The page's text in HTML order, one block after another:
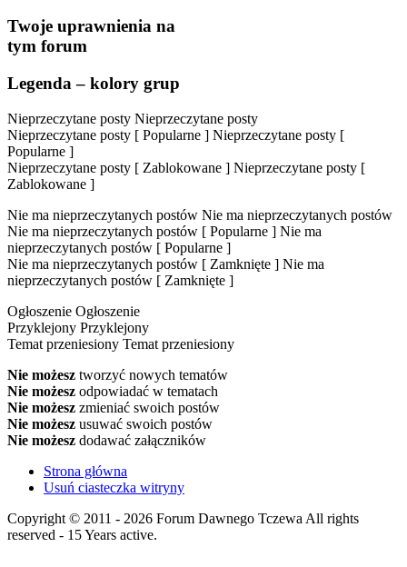
Twoje uprawnienia na
tym forum
Legenda – kolory grup
Nieprzeczytane posty Nieprzeczytane posty
Nieprzeczytane posty [ Popularne ] Nieprzeczytane posty [
Popularne ]
Nieprzeczytane posty [ Zablokowane ] Nieprzeczytane posty [
Zablokowane ]
Nie ma nieprzeczytanych postów Nie ma nieprzeczytanych postów
Nie ma nieprzeczytanych postów [ Popularne ] Nie ma
nieprzeczytanych postów [ Popularne ]
Nie ma nieprzeczytanych postów [ Zamknięte ] Nie ma
nieprzeczytanych postów [ Zamknięte ]
Ogłoszenie Ogłoszenie
Przyklejony Przyklejony
Temat przeniesiony Temat przeniesiony
Nie możesz tworzyć nowych tematów
Nie możesz odpowiadać w tematach
Nie możesz zmieniać swoich postów
Nie możesz usuwać swoich postów
Nie możesz dodawać załączników
Strona główna
Usuń ciasteczka witryny
Copyright © 2011 - 2026 Forum Dawnego Tczewa All rights
reserved - 15 Years active.